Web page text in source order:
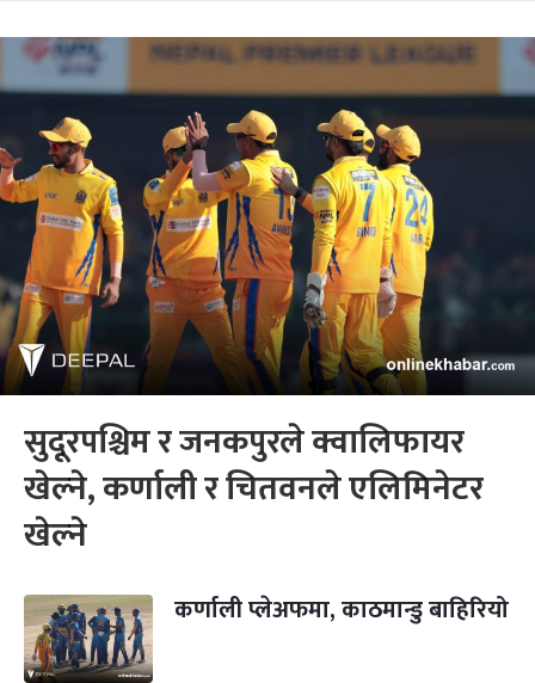
सुदूरपश्चिम र जनकपुरले क्वालिफायर
खेल्ने, कर्णाली र चितवनले एलिमिनेटर
खेल्ने
कर्णाली प्लेअफमा, काठमान्डु बाहिरियो